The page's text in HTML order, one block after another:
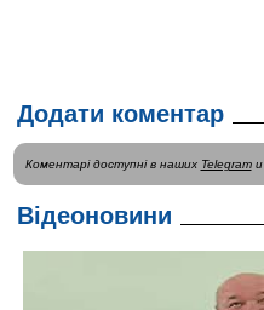
Додати коментар
Коментарі доступні в наших Telegramи
Відеоновини